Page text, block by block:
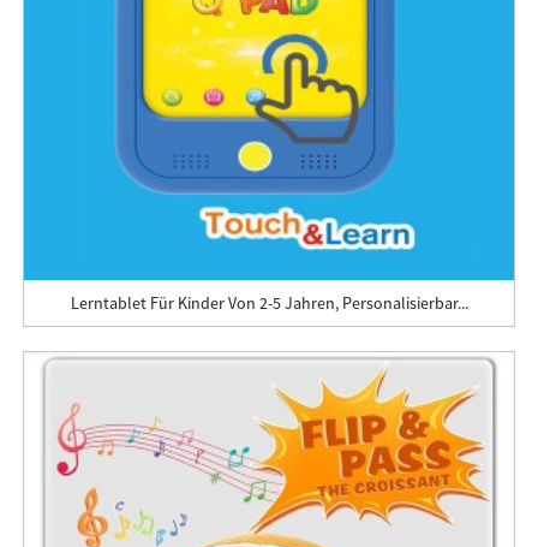
Lerntablet Für Kinder Von 2-5 Jahren, Personalisierbar...